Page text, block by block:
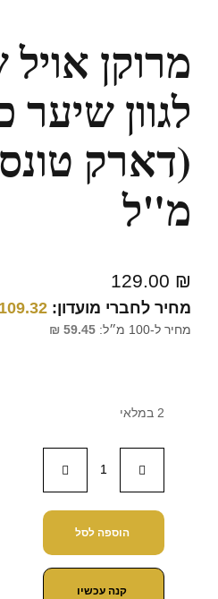
מרוקן
לגוון
מ"ל
129.00 ₪
מחיר לחברי מועדון: 109.32
מחיר ל-100 מ״ל: 59.45
₪
2 במלאי
הוספה לסל
קנה עכשיו